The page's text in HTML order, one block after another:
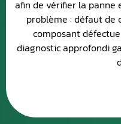
afin de vérifier la panne
problème : défaut de
composant
diagnostic approfondi